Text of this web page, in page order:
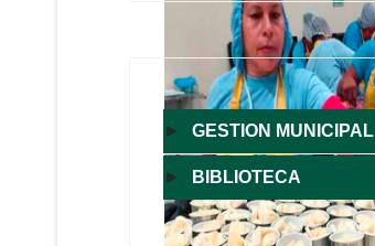
► GESTION MUNICIPAL
► BIBLIOTECA